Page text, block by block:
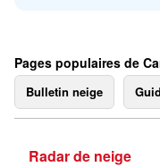
Pages populaires de
Bulletin neige
Radar de neige